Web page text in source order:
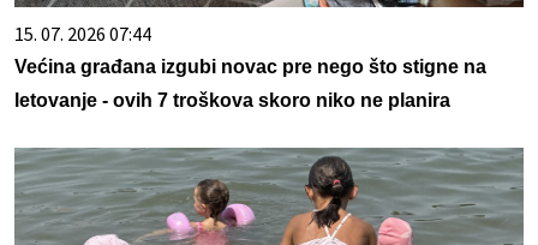
15. 07. 2026 07:44
Većina građana izgubi novac pre nego što stigne na
letovanje - ovih 7 troškova skoro niko ne planira